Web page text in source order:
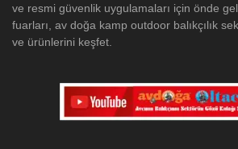
ve resmi güvenlik uygulamaları için önde
fuarları, av doğa kamp outdoor balıkçılık
ve ürünlerini keşfet.